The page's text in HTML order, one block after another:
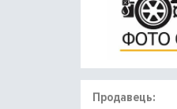
Продавець: